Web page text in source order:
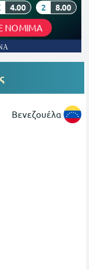
4.00 2 8.00
ΝΟΜΙΜΑ
Βενεζουέλα